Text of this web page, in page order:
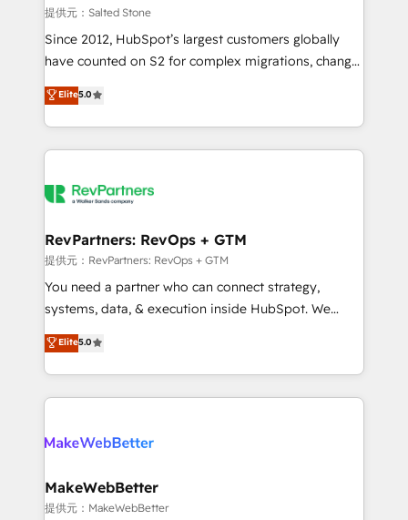
scale. 🏆 HubSpot’s CEO called us “the partner of the
future.” Others agree it is proof of trust built through
measurable impact.
提供元：Salted Stone
Since 2012, HubSpot’s largest customers globally
have counted on S2 for complex migrations, change
management, systems integration, and creative
solutions that deliver measurable impact and
transform brand experiences As one of the few full-
service creative agencies in the HubSpot
winning design to build scalable, globally
marketing campaigns, & RevOps frameworks that
fuel long-term success We connect the entire
customer lifecycle through seamless integrations,
ensure long-term adoption with change-
and service to drive sustainable growth With 6 key
HubSpot accreditations and experience across
Elite5.0
RevPartners: RevOps + GTM
提供元：RevPartners: RevOps + GTM
You need a partner who can connect strategy,
systems, data, & execution inside HubSpot. We
bridge the gap where most agencies fall short by
combining GTM strategy with technical execution to
solve the right problem with the right solution. As the
only firm in the world to hold Elite Partner
clients gain a unique advantage in CRM architecture,
market execution. Why B2B Businesses Choose RP: -
Secure: Soc2 compliant 🛡️ - Pricing: Implementations
Elite5.0
MakeWebBetter
提供元：MakeWebBetter